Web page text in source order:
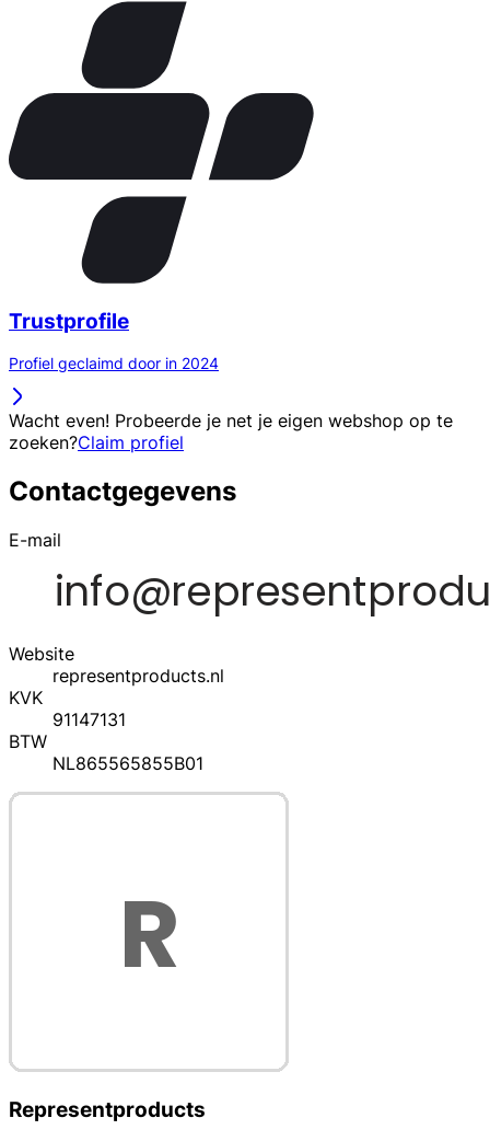
Trustprofile
Profiel geclaimd door in 2024
Wacht even! Probeerde je net je eigen webshop op te
zoeken?Claim profiel
Contactgegevens
E-mail
Website
representproducts.nl
KVK
91147131
BTW
NL865565855B01
Representproducts